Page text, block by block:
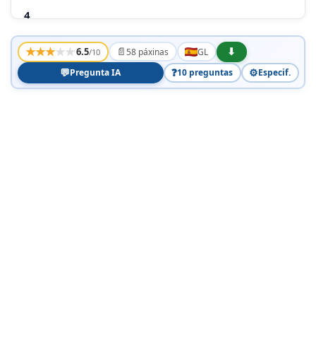
4
SEGURIDADE
★★★★★6.5/10 📄58 páxinas GL
⬇
💬Pregunta IA ❓10 preguntas ⚙️Especif.